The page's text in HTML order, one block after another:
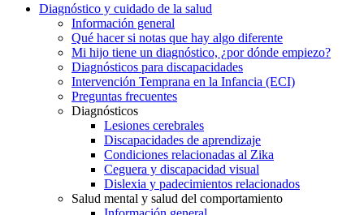
Diagnóstico y cuidado de la salud
Información general
Qué hacer si notas que hay algo diferente
Mi hijo tiene un diagnóstico, ¿por dónde empiezo?
Diagnósticos para discapacidades
Intervención Temprana en la Infancia (ECI)
Preguntas frecuentes
Diagnósticos
Lesiones cerebrales
Discapacidades de aprendizaje
Condiciones relacionadas al Zika
Ceguera y discapacidad visual
Dislexia y padecimientos relacionados
Salud mental y salud del comportamiento